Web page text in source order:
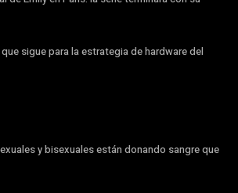
sigue para la estrategia de hardware del
y bisexuales están donando sangre que